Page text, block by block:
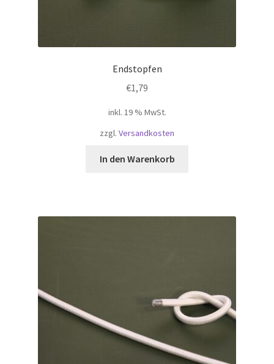
Endstopfen
€1,79
inkl. 19 % MwSt.
zzgl. Versandkosten
In den Warenkorb